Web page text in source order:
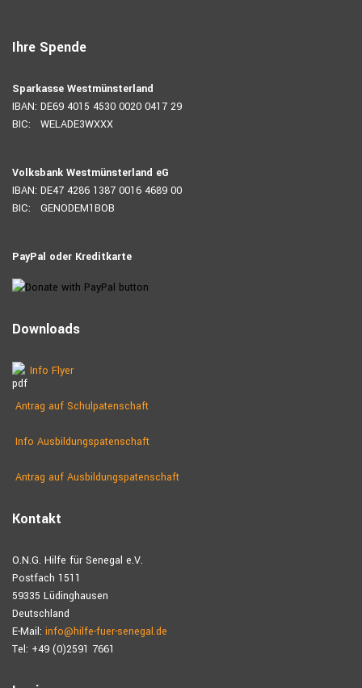
Ihre Spende
Sparkasse Westmünsterland
IBAN: DE69 4015 4530 0020 0417 29
BIC: WELADE3WXXX
Volksbank Westmünsterland eG
IBAN: DE47 4286 1387 0016 4689 00
BIC: GENODEM1BOB
PayPal oder Kreditkarte
Downloads
Info Flyer
Antrag auf Schulpatenschaft
Info Ausbildungspatenschaft
Antrag auf Ausbildungs­patenschaft
Kontakt
O.N.G. Hilfe für Senegal e.V.
Postfach 1511
59335 Lüdinghausen
Deutschland
E-Mail: info@hilfe-fuer-senegal.de
Tel: +49 (0)2591 7661